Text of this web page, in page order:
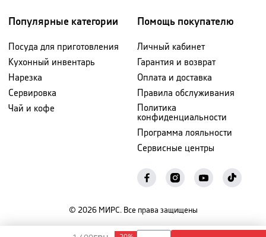
Популярные категории
Посуда для приготовления
Кухонный инвентарь
Нарезка
Сервировка
Чай и кофе
Помощь покупателю
Личный кабинет
Гарантия и возврат
Оплата и доставка
Правила обслуживания
Политика
конфиденциальности
Программа лояльности
Сервисные центры
© 2026 МИРС. Все права защищены